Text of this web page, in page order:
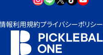
報利用規約プライバシーポリシー